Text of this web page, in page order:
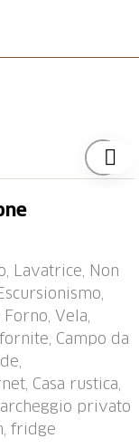
2 piani. In
lavatrice,
alla casa.
km, ristorante
ferroviaria
300 m, piscina
Maggiore.
3 km,
100 m,
Lavatrice, Non
Vela,
Campo da
Casa rustica,
privato
fridge